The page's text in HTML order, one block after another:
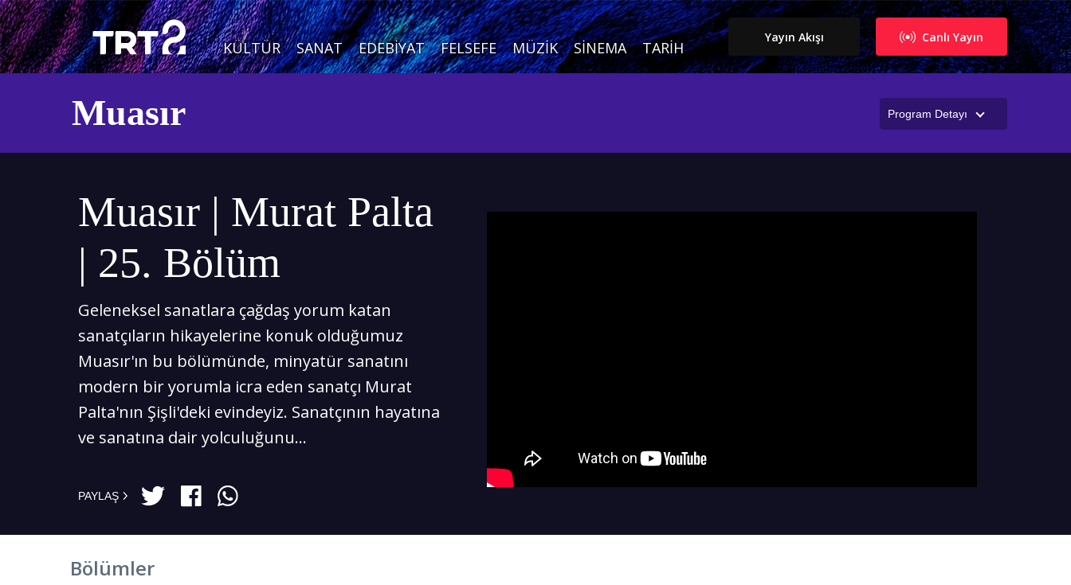
KÜLTÜR SANAT EDEBIYAT FELSEFE MÜZIK SINEMA TARIH
Canlı Yayın
Yayın Akışı
Program Detayı
Muasır
Muasır | Murat Palta
| 25. Bölüm
Geleneksel sanatlara çağdaş yorum katan
sanatçıların hikayelerine konuk olduğumuz
Muasır'ın bu bölümünde, minyatür sanatını
modern bir yorumla icra eden sanatçı Murat
Palta'nın Şişli'deki evindeyiz. Sanatçının hayatına
ve sanatına dair yolculuğunu...
PAYLAŞ
Bölümler